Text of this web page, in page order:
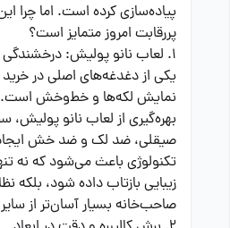
پیاده‌سازی کرده است. اما چرا
پررقابت امروز متمایز است؟
1. لعاب نانو پولیش: درخشندگی پایدار
یکی از دغدغه‌های اصلی در
نمایش لکه‌ها و خط‌وخش است.
بهره‌گیری از لعاب نانو
صیقلی، ضد لک و ضد خش
تکنولوژی باعث می‌شود که نه
زیبایی بازتاب داده شود، بلکه
صاحب‌خانه بسیار آسان‌تر از